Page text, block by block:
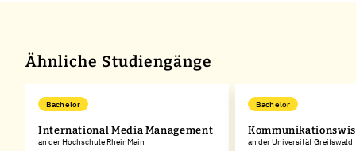
Ähnliche Studiengänge
Bachelor
International Media Management
an der Hochschule RheinMain
Bachelor
an der Universität Greifswald